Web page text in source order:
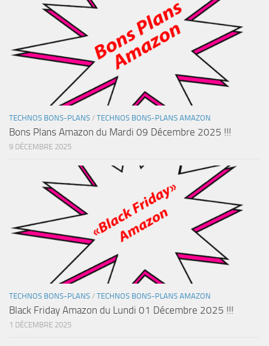
TECHNOS BONS-PLANS / TECHNOS BONS-PLANS AMAZON
Bons Plans Amazon du Mardi 09 Décembre 2025 !!!
9 DÉCEMBRE 2025
TECHNOS BONS-PLANS / TECHNOS BONS-PLANS AMAZON
Black Friday Amazon du Lundi 01 Décembre 2025 !!!
1 DÉCEMBRE 2025